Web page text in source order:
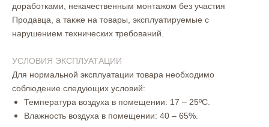
доработками, некачественным монтажом без участия
Продавца, а также на товары, эксплуатируемые с
нарушением технических требований.
УСЛОВИЯ ЭКСПЛУАТАЦИИ
Для нормальной эксплуатации товара необходимо
соблюдение следующих условий:
Температура воздуха в помещении: 17 – 25ºС.
Влажность воздуха в помещении: 40 – 65%.